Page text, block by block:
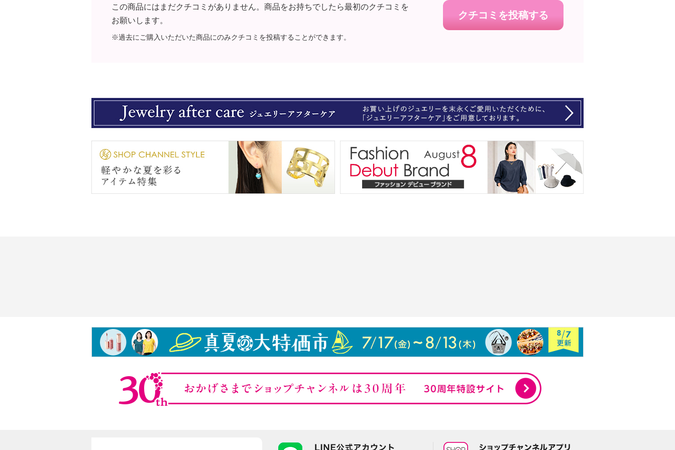
クチコミを投稿する
この商品にはまだクチコミがありません。商品をお持ちでしたら最初のクチコミを
お願いします。
※過去にご購入いただいた商品にのみクチコミを投稿することができます。